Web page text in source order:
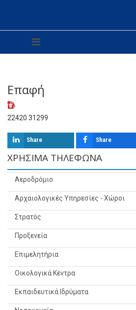
Επαφή
22420 31299
Share Share
ΧΡΉΣΙΜΑ ΤΗΛΈΦΩΝΑ
Αεροδρόμιο
Αρχαιολογικές Υπηρεσίες - Χώροι
Στρατός
Προξενεία
Επιμελητήρια
Οικολογικά Κέντρα
Εκπαιδευτικά Ιδρύματα